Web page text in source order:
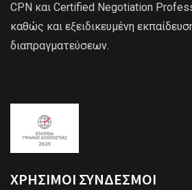
CPN και Certified Negotiation
καθώς και εξειδικευμένη
διαπραγματεύσεων.
ΧΡΗΣΙΜΟΙ ΣΥΝΔΕΣΜΟΙ